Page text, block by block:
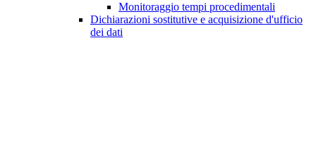
Monitoraggio tempi procedimentali
Dichiarazioni sostitutive e acquisizione d'ufficio
dei dati